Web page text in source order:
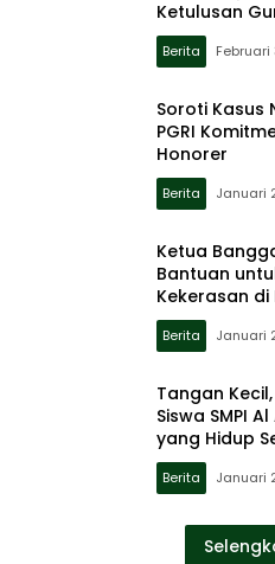
Ketulusan
Berita Februari
Soroti Kasus
PGRI
Honorer
Berita Januari
Ketua
Bantuan
Kekerasan di
Berita Januari
Tangan
Siswa SMPI
yang Hidup
Berita Januari